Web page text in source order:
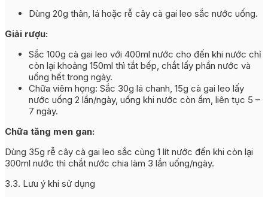
Dùng 20g thân, lá hoặc rễ cây cà gai leo sắc nước uống.
Giải rượu:
Sắc 100g cà gai leo với 400ml nước cho đến khi nước chỉ
còn lại khoảng 150ml thì tắt bếp, chắt lấy phần nước và
uống hết trong ngày.
Chữa viêm họng: Sắc 30g lá chanh, 15g cà gai leo lấy
nước uống 2 lần/ngày, uống khi nước còn ấm, liên tục 5 –
7 ngày.
Chữa tăng men gan:
Dùng 35g rễ cây cà gai leo sắc cùng 1 lít nước đến khi còn lại
300ml nước thì chắt nước chia làm 3 lần uống/ngày.
3.3. Lưu ý khi sử dụng